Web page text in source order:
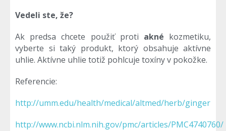
Vedeli ste, že?
Ak predsa chcete použiť proti akné kozmetiku,
vyberte si taký produkt, ktorý obsahuje aktívne
uhlie. Aktívne uhlie totiž pohlcuje toxíny v pokožke.
Referencie:
http://umm.edu/health/medical/altmed/herb/ginger
http://www.ncbi.nlm.nih.gov/pmc/articles/PMC4740760/